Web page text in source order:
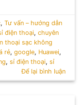
,Tư vấn – hướng dẫn
điện thoại,chuyên
thoại sạc không
rẻ,google, Huawei,
,sỉ điện thoại,sỉ
Để lại bình luận